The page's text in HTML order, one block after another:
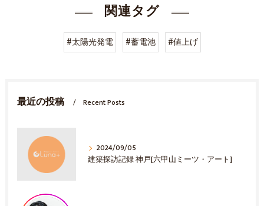
関連タグ
#太陽光発電 #蓄電池 #値上げ
最近の投稿 Recent Posts
2024/09/05
建築探訪記録 神戸[六甲山ミーツ・アート]